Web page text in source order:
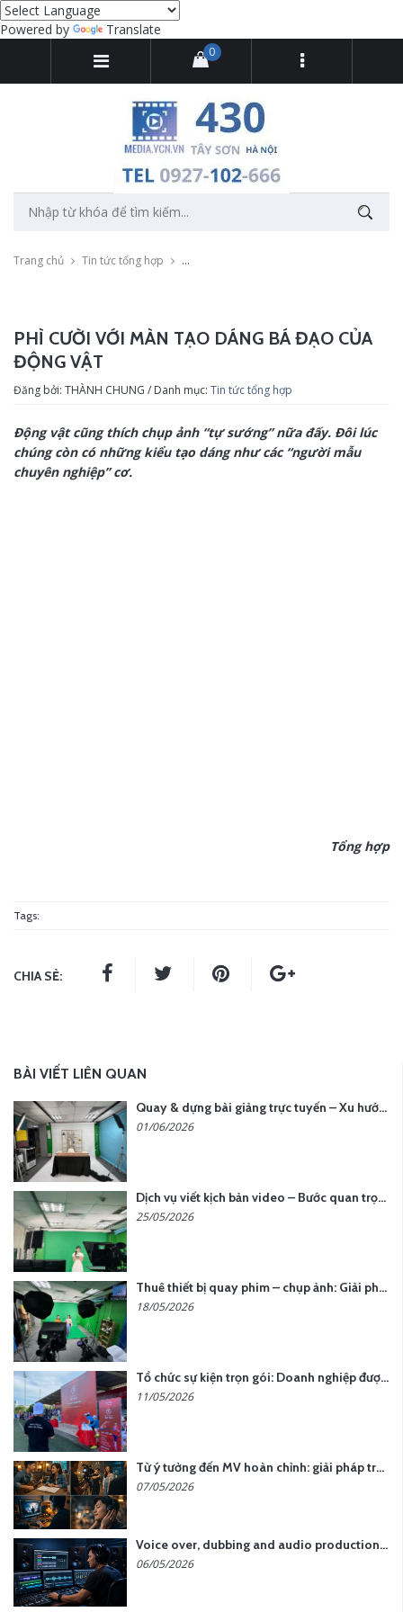
Powered by Translate
0
Trang chủ Tin tức tổng hợp Phì cười với màn tạo dáng bá đạo của động
PHÌ CƯỜI VỚI MÀN TẠO DÁNG BÁ ĐẠO CỦA
ĐỘNG VẬT
Đăng bởi: THÀNH CHUNG / Danh mục: Tin tức tổng hợp
Động vật cũng thích chụp ảnh “tự sướng” nữa đấy. Đôi lúc
chúng còn có những kiểu tạo dáng như các “người mẫu
chuyên nghiệp” cơ.
Tổng hợp
Tags:
CHIA SẺ:
BÀI VIẾT LIÊN QUAN
Quay & dựng bài giảng trực tuyến – Xu hướng đào tạo thời đại số
01/06/2026
Dịch vụ viết kịch bản video – Bước quan trọng quyết định thành công nội dung
25/05/2026
Thuê thiết bị quay phim – chụp ảnh: Giải pháp tối ưu chi phí cho doanh nghiệp
18/05/2026
Tổ chức sự kiện trọn gói: Doanh nghiệp được gì khi chọn đơn vị chuyên nghiệp?
11/05/2026
Từ ý tưởng đến MV hoàn chỉnh: giải pháp trọn gói tại YCN Media
07/05/2026
Voice over, dubbing and audio production services in Vietnam for global content
06/05/2026